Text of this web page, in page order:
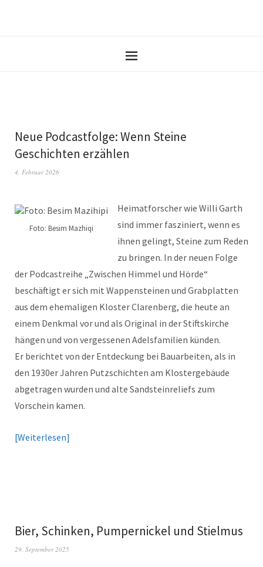
Neue Podcastfolge: Wenn Steine
Geschichten erzählen
4. Februar 2026
Foto: Besim Mazhiqi
Heimatforscher wie Willi Garth
sind immer fasziniert, wenn es
ihnen gelingt, Steine zum Reden
zu bringen. In der neuen Folge
der Podcastreihe „Zwischen Himmel und Hörde“
beschäftigt er sich mit Wappensteinen und Grabplatten
aus dem ehemaligen Kloster Clarenberg, die heute an
einem Denkmal vor und als Original in der Stiftskirche
hängen und von vergessenen Adelsfamilien künden.
Er berichtet von der Entdeckung bei Bauarbeiten, als in
den 1930er Jahren Putzschichten am Klostergebäude
abgetragen wurden und alte Sandsteinreliefs zum
Vorschein kamen.
Weiterlesen
Bier, Schinken, Pumpernickel und Stielmus
29. September 2025